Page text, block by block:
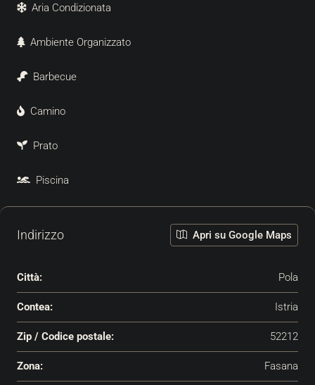
Aria Condizionata
Ambiente Organizzato
Barbecue
Camino
Prato
Piscina
Indirizzo Apri su Google Maps
Città: Pola
Contea: Istria
Zip / Codice postale: 52212
Zona: Fasana